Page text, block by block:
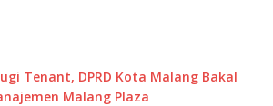
Tenant, DPRD Kota Malang Bakal
Malang Plaza